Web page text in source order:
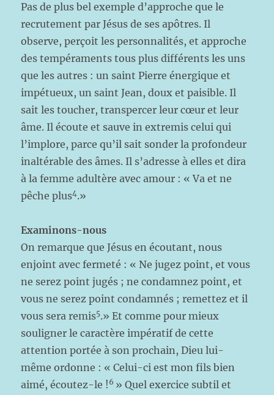
Pas de plus bel exemple d’approche que le
recrutement par Jésus de ses apôtres. Il
observe, perçoit les personnalités, et approche
des tempéraments tous plus différents les uns
que les autres : un saint Pierre énergique et
impétueux, un saint Jean, doux et paisible. Il
sait les toucher, transpercer leur cœur et leur
âme. Il écoute et sauve in extremis celui qui
l’implore, parce qu’il sait sonder la profondeur
inaltérable des âmes. Il s’adresse à elles et dira
à la femme adultère avec amour : « Va et ne
pêche plus4.»
Examinons-nous
On remarque que Jésus en écoutant, nous
enjoint avec fermeté : « Ne jugez point, et vous
ne serez point jugés ; ne condamnez point, et
vous ne serez point condamnés ; remettez et il
vous sera remis5.» Et comme pour mieux
souligner le caractère impératif de cette
attention portée à son prochain, Dieu lui-
même ordonne : « Celui-ci est mon fils bien
aimé, écoutez-le ! 6 » Quel exercice subtil et